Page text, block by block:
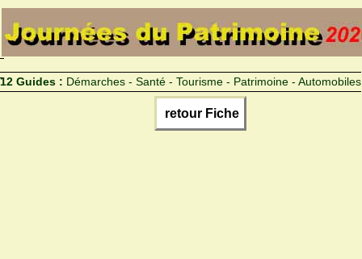
12 Guides : Démarches - Santé - Tourisme - Patrimoine - Automobiles
retour Fiche